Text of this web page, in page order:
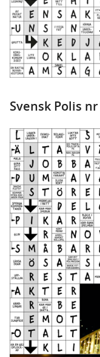
Svensk Polis nr